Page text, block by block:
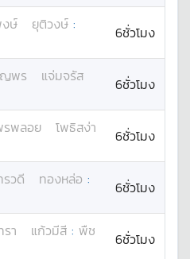
ษ์ ยุติวงษ์ :
6ชั่วโมง
พร
แจ่มจรัส
6ชั่วโมง
รพลอย
โพธิสง่า
6ชั่วโมง
วดี ทองหล่อ :
6ชั่วโมง
า แก้วมีสี : พืช
6ชั่วโมง